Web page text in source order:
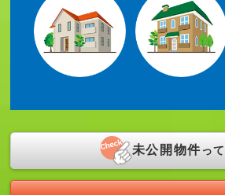
未公開物件って